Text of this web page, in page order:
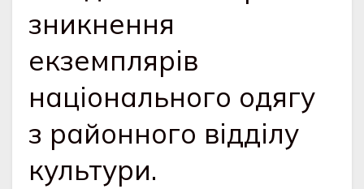
зникнення
екземплярів
національного одягу
з районного відділу
культури.